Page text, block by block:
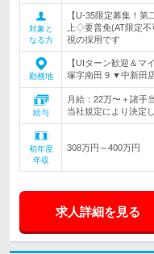
対象と
なる方
【U-35限定募集！
上◇要普免(AT限定
視の採用です
勤務地
【UIターン歓迎＆
塚字南田 9 ▼中新田
給与
月給：22万〜＋諸手
当社規定により決定
初年度
年収
308万円～400万円
求人詳細を見る